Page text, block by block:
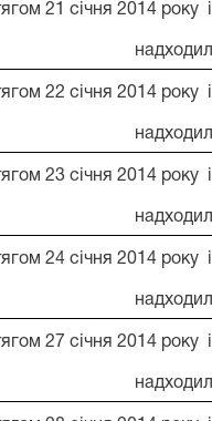
21 січня 2014 року
22 січня 2014 року
23 січня 2014 року
24 січня 2014 року
27 січня 2014 року